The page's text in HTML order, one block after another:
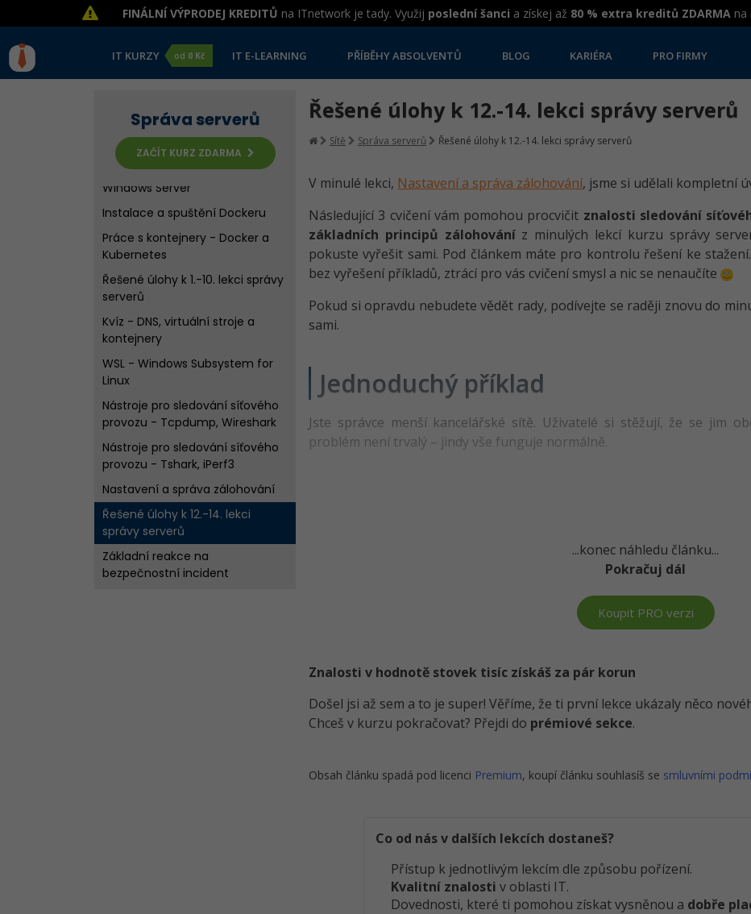
FINÁLNÍ VÝPRODEJ KREDITŮ na ITnetwork je tady. Využij poslední šanci a získej až 80 % extra kreditů ZDARMA na
IT KURZY od 0 Kč IT E-LEARNING PŘÍBĚHY ABSOLVENTŮ BLOG KARIÉRA PRO FIRMY
Správa serverů
ZAČÍT KURZ ZDARMA
Virtualizace Windows Server -
Vytvoření virtuálního stroje
Instalace Windows Server ve
VirtualBox
Základní konfigurace Windows
Serveru
Firewall a zálohování na
Windows Server
Instalace a spuštění Dockeru
Práce s kontejnery - Docker a
Kubernetes
Řešené úlohy k 1.-10. lekci správy
serverů
Kvíz - DNS, virtuální stroje a
kontejnery
WSL - Windows Subsystem for
Linux
Nástroje pro sledování síťového
provozu - Tcpdump, Wireshark
Nástroje pro sledování síťového
provozu - Tshark, iPerf3
Nastavení a správa zálohování
Řešené úlohy k 12.-14. lekci
správy serverů
Základní reakce na
bezpečnostní incident
Řešené úlohy k 12.-14. lekci správy serverů
Sítě Správa serverů Řešené úlohy k 12.-14. lekci správy serverů
V minulé lekci, Nastavení a správa zálohování, jsme si udělali kompletní
Následující 3 cvičení vám pomohou procvičit znalosti sledování
základních principů zálohováníz minulých lekcí kurzu správy
pokuste vyřešit sami. Pod článkem máte pro kontrolu řešení ke
bez vyřešení příkladů, ztrácí pro vás cvičení smysl a nic se nenaučíte
Pokud si opravdu nebudete vědět rady, podívejte se raději znovu do
sami.
Jednoduchý příklad
Jste správce menší kancelářské sítě. Uživatelé si stěžují, že se jim
problém není trvalý – jindy vše funguje normálně.
...konec náhledu článku...
Pokračuj dál
Koupit PRO verzi
Znalosti v hodnotě stovek tisíc získáš za pár korun
Došel jsi až sem a to je super! Věříme, že ti první lekce ukázaly něco
Chceš v kurzu pokračovat? Přejdi do prémiové sekce.
Obsah článku spadá pod licenci Premium, koupí článku souhlasíš se smluvními
Co od nás v dalších lekcích dostaneš?
Přístup k jednotlivým lekcím dle způsobu pořízení.
Kvalitní znalosti v oblasti IT.
Dovednosti, které ti pomohou získat vysněnou a dobře